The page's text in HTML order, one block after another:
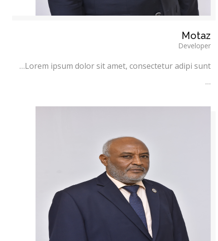
Motaz
Developer
Lorem ipsum dolor sit amet, consectetur adipi sunt…
…